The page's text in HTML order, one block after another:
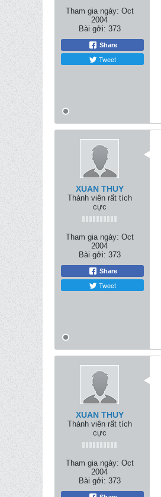
Tham gia ngày: Oct
2004
Bài gởi: 373
Share
Tweet
XUAN THUY
Thành viên rất tích
cực
Tham gia ngày: Oct
2004
Bài gởi: 373
Share
Tweet
XUAN THUY
Thành viên rất tích
cực
Tham gia ngày: Oct
2004
Bài gởi: 373